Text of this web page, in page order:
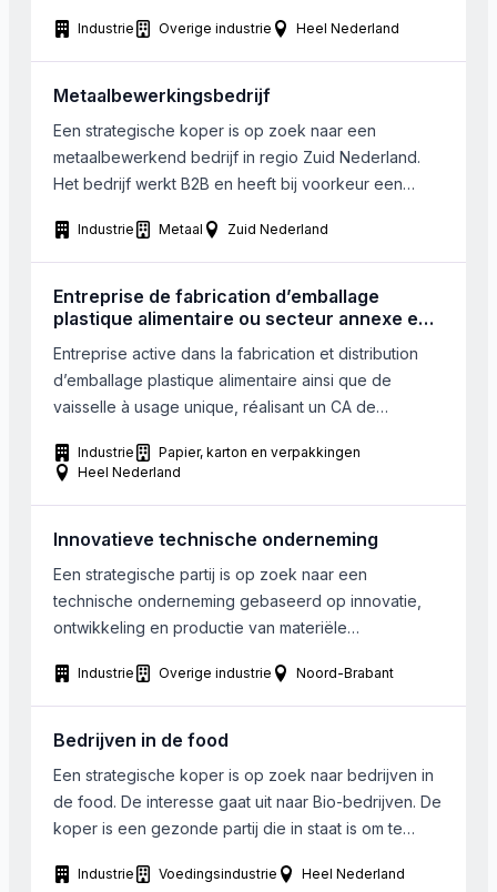
en Vechtstreek, niet boven Zwolle. soms kunnen
aanpalende regio’s wel,maar dan moet het wel
zelfstandig kunnen draaien. Grootte is van
Industrie Overige industrie Heel Nederland
Metaalbewerkingsbedrijf
Een strategische koper is op zoek naar een
metaalbewerkend bedrijf in regio Zuid Nederland.
Het bedrijf werkt B2B en heeft bij voorkeur een
Industrie Metaal Zuid Nederland
Entreprise de fabrication d’emballage
plastique alimentaire ou secteur annexe en
Entreprise active dans la fabrication et distribution
d’emballage plastique alimentaire ainsi que de
vaisselle à usage unique, réalisant un CA de
européenne dans le même secteur, afin de
renforcer sa position sur son marché ou une
technologie comparable (thermoformage, injection,
extrusion). La cible réaliserait […]
Industrie
Papier, karton en verpakkingen
Heel Nederland
Innovatieve technische onderneming
Een strategische partij is op zoek naar een
technische onderneming gebaseerd op innovatie,
ontwikkeling en productie van materiële
rond de 2.000.000 Euro. Het bedrijf dient in Noord-
Brabant te zijn gelegen.
Industrie Overige industrie Noord-Brabant
Bedrijven in de food
Een strategische koper is op zoek naar bedrijven in
de food. De interesse gaat uit naar Bio-bedrijven. De
koper is een gezonde partij die in staat is om te
Industrie Voedingsindustrie Heel Nederland